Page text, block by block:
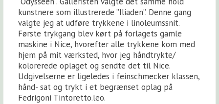
kunstnere som illustrerede ”Iliaden”. Denne gang
valgte jeg at udføre trykkene i linoleumssnit.
Første trykgang blev kørt på forlagets gamle
maskine i Nice, hvorefter alle trykkene kom med
hjem på mit værksted, hvor jeg håndtrykte/
kolorerede oplaget og sendte det til Nice.
Udgivelserne er ligeledes i feinschmecker klassen,
hånd- sat og trykt i et begrænset oplag på
Fedrigoni Tintoretto.leo.